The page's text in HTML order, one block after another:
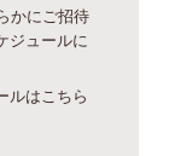
かにご招待
ジュールに
ルはこちら